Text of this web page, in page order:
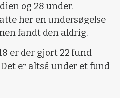
og 28 under.
her en undersøgelse
fandt den aldrig.
er der gjort 22 fund
er altså under et fund